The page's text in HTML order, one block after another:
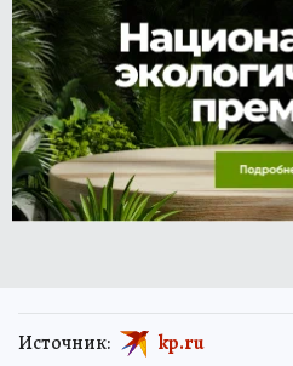
Источник: kp.ru